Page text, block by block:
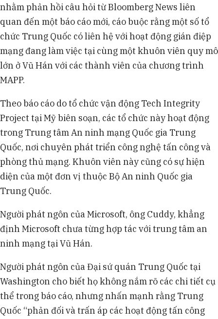
nhằm phản hồi câu hỏi từ Bloomberg News liên
quan đến một báo cáo mới, cáo buộc rằng một số tổ
chức Trung Quốc có liên hệ với hoạt động gián điệp
mạng đang làm việc tại cùng một khuôn viên quy mô
lớn ở Vũ Hán với các thành viên của chương trình
MAPP.
Theo báo cáo do tổ chức vận động Tech Integrity
Project tại Mỹ biên soạn, các tổ chức này hoạt động
trong Trung tâm An ninh mạng Quốc gia Trung
Quốc, nơi chuyên phát triển công nghệ tấn công và
phòng thủ mạng. Khuôn viên này cũng có sự hiện
diện của một đơn vị thuộc Bộ An ninh Quốc gia
Trung Quốc.
Người phát ngôn của Microsoft, ông Cuddy, khẳng
định Microsoft chưa từng hợp tác với trung tâm an
ninh mạng tại Vũ Hán.
Người phát ngôn của Đại sứ quán Trung Quốc tại
Washington cho biết họ không nắm rõ các chi tiết cụ
thể trong báo cáo, nhưng nhấn mạnh rằng Trung
Quốc “phản đối và trấn áp các hoạt động tấn công